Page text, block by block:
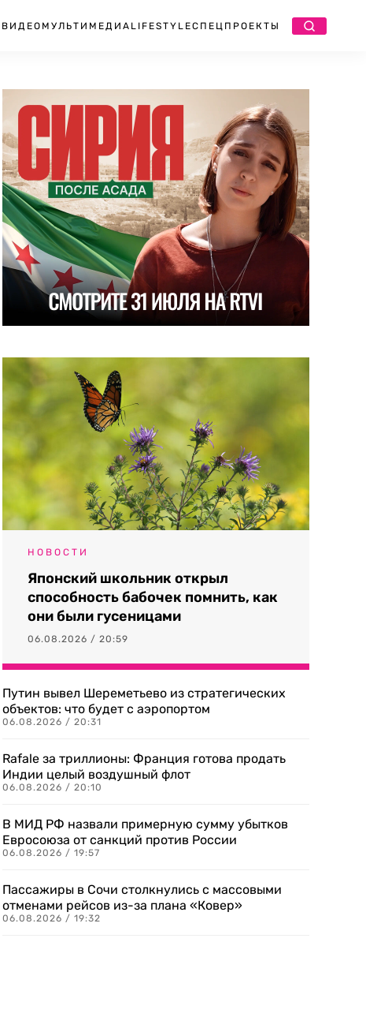
ВИДЕО МУЛЬТИМЕДИА LIFESTYLEСПЕЦПРОЕКТЫ
НОВОСТИ
Японский школьник открыл
способность бабочек помнить, как
они были гусеницами
06.08.2026 / 20:59
Путин вывел Шереметьево из стратегических
объектов: что будет с аэропортом
06.08.2026 / 20:31
Rafale за триллионы: Франция готова продать
Индии целый воздушный флот
06.08.2026 / 20:10
В МИД РФ назвали примерную сумму убытков
Евросоюза от санкций против России
06.08.2026 / 19:57
Пассажиры в Сочи столкнулись с массовыми
отменами рейсов из-за плана «Ковер»
06.08.2026 / 19:32